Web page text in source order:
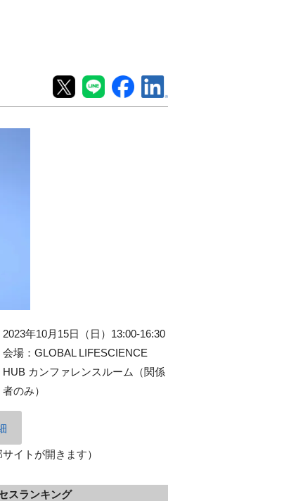
2023年10月15日（日）13:00-16:30
会場：GLOBAL LIFESCIENCE
HUB カンファレンスルーム（関係
者のみ）
サイトが開きます）
スランキング